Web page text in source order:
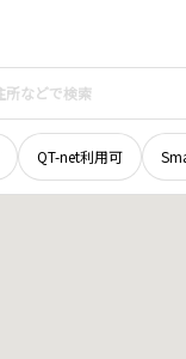
QT-net利用可